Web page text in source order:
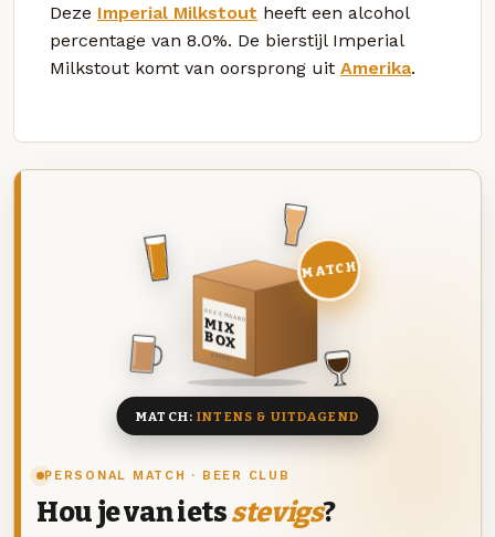
Deze Imperial Milkstout heeft een alcohol
percentage van 8.0%. De bierstijl Imperial
Milkstout komt van oorsprong uit Amerika.
PERSONAL MATCH · BEER CLUB
Hou je van ietsstevigs?
DEZE MAAND
MIX
BOX
8 BIEREN
MATCH
MATCH:INTENS & UITDAGEND